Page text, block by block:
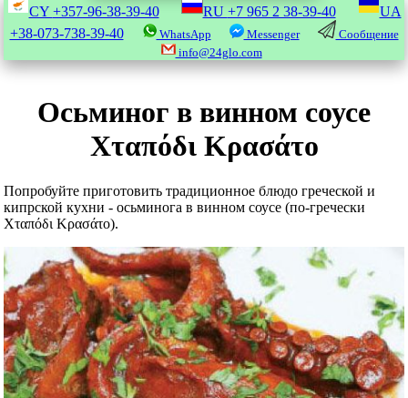
CY +357-96-38-39-40 RU +7 965 2 38-39-40
UA
+38-073-738-39-40
WhatsApp Messenger
Сообщение
info@24glo.com
Осьминог в винном соусе
Χταπόδι Κρασάτο
Попробуйте приготовить традиционное блюдо греческой и
кипрской кухни - осьминога в винном соусе (по-гречески
Χταπόδι Κρασάτο).